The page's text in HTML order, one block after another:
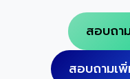
สอบถา
สอบถามเ